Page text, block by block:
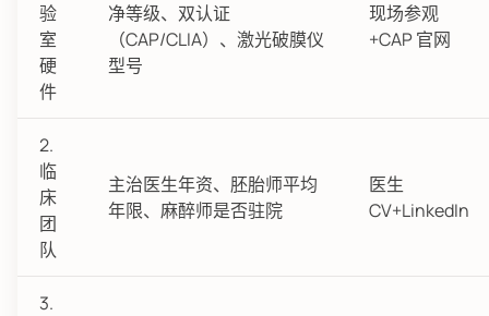
验
室
硬
件
净等级、双认证
（CAP/CLIA）、激光破膜仪
型号
现场参观
+CAP 官网
2.
临
床
团
队
主治医生年资、胚胎师平均
年限、麻醉师是否驻院
医生
CV+LinkedIn
3.